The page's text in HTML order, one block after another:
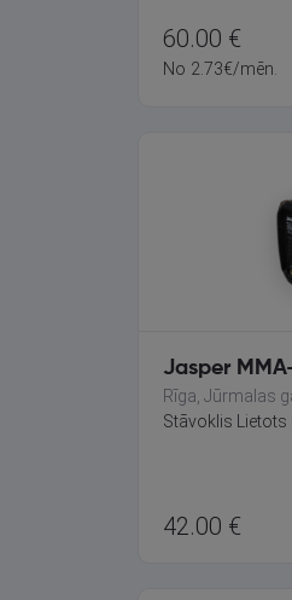
60.00 €
No 2.73€/mēn.
Jasper
Rīga, Jūrmalas
Stāvoklis Lietots
42.00 €